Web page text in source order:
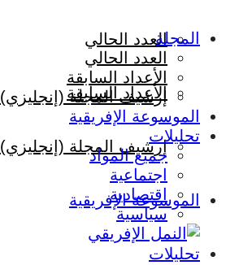
العدد الحالي
الأعداد السابقة
إرشيف المجلة (إنجليزي)
الموسوعة الإفريقية
تحليلات
المجلة
العدد الحالي
الأعداد السابقة
إرشيف المجلة (إنجليزي)
الموسوعة الإفريقية
تحليلات
جميع المواد
اجتماعية
اقتصادية
سياسية